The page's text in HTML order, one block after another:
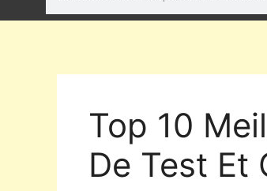
Top 10
De Test Et